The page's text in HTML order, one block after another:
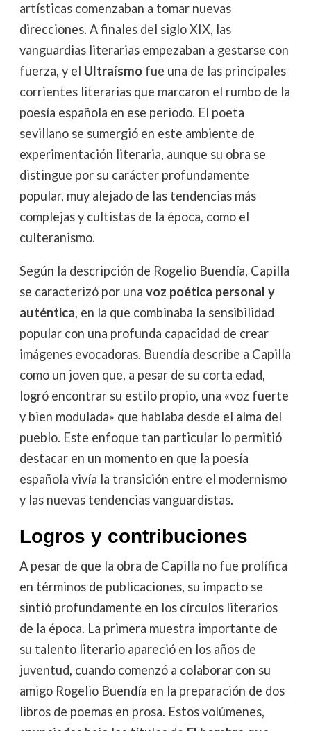
artísticas comenzaban a tomar nuevas
direcciones. A finales del siglo XIX, las
vanguardias literarias empezaban a gestarse con
fuerza, y el Ultraísmofue una de las principales
corrientes literarias que marcaron el rumbo de la
poesía española en ese periodo. El poeta
sevillano se sumergió en este ambiente de
experimentación literaria, aunque su obra se
distingue por su carácter profundamente
popular, muy alejado de las tendencias más
complejas y cultistas de la época, como el
culteranismo.
Según la descripción de Rogelio Buendía, Capilla
se caracterizó por una voz poética personal y
auténtica, en la que combinaba la sensibilidad
popular con una profunda capacidad de crear
imágenes evocadoras. Buendía describe a Capilla
como un joven que, a pesar de su corta edad,
logró encontrar su estilo propio, una «voz fuerte
y bien modulada» que hablaba desde el alma del
pueblo. Este enfoque tan particular lo permitió
destacar en un momento en que la poesía
española vivía la transición entre el modernismo
y las nuevas tendencias vanguardistas.
Logros y contribuciones
A pesar de que la obra de Capilla no fue prolífica
en términos de publicaciones, su impacto se
sintió profundamente en los círculos literarios
de la época. La primera muestra importante de
su talento literario apareció en los años de
juventud, cuando comenzó a colaborar con su
amigo Rogelio Buendía en la preparación de dos
libros de poemas en prosa. Estos volúmenes,